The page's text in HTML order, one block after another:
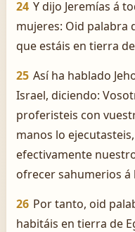
24 Y dijo Jeremías á
mujeres: Oid palabra
que estáis en tierra
25 Así ha hablado
Israel, diciendo:
proferisteis con
manos lo
efectivamente
ofrecer sahumerios á
26 Por tanto, oid
habitáis en tierra de